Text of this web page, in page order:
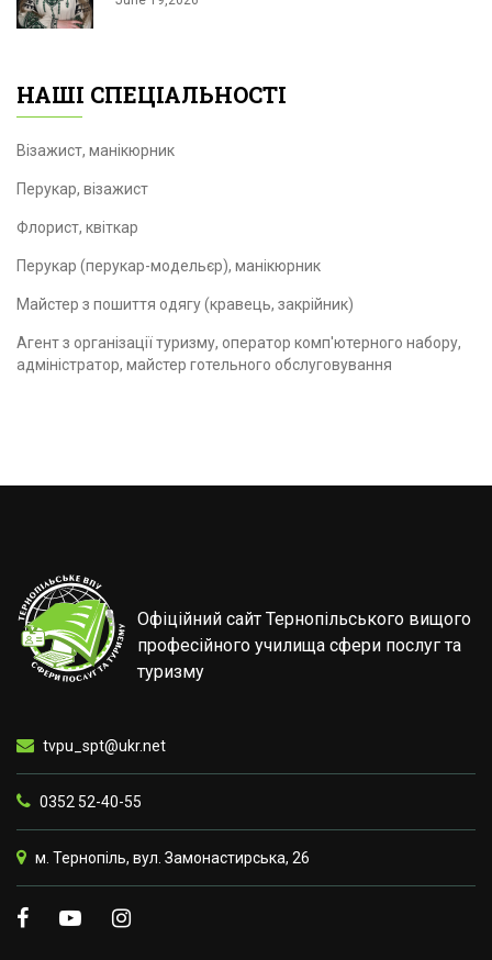
НАШІ СПЕЦІАЛЬНОСТІ
Візажист, манікюрник
Перукар, візажист
Флорист, квіткар
Перукар (перукар-модельєр), манікюрник
Майстер з пошиття одягу (кравець, закрійник)
Агент з організації туризму, оператор комп'ютерного набору,
адміністратор, майстер готельного обслуговування
Офіційний сайт Тернопільського вищого
професійного училища сфери послуг та
туризму
tvpu_spt@ukr.net
0352 52-40-55
м. Тернопіль, вул. Замонастирська, 26